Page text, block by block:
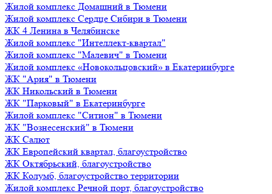
Жилой комплекс Домашний в Тюмени
Жилой комплекс Сердце Сибири в Тюмени
ЖК 4 Ленина в Челябинске
Жилой комплекс "Интеллект-квартал"
Жилой комплекс "Малевич" в Тюмени
Жилой комплекс «Новокольцовский» в Екатеринбурге
ЖК "Ария" в Тюмени
ЖК Никольский в Тюмени
ЖК "Парковый" в Екатеринбурге
Жилой комплекс "Ситион" в Тюмени
ЖК "Вознесенский" в Тюмени
ЖК Салют
ЖК Европейский квартал, благоустройство
ЖК Октябрьский, благоустройство
ЖК Колумб, благоустройство территории
Жилой комплекс Речной порт, благоустройство